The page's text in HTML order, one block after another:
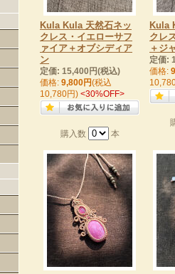
Kula Kula 天然石ネッ
クレス・イエローサフ
ァイア＋オブシディア
ン
定価: 15,400円(税込)
価格: 9,800円(税込
10,780円) <30%OFF>
購入数 本
Kula
クレ
＋ジ
定価:
価格: